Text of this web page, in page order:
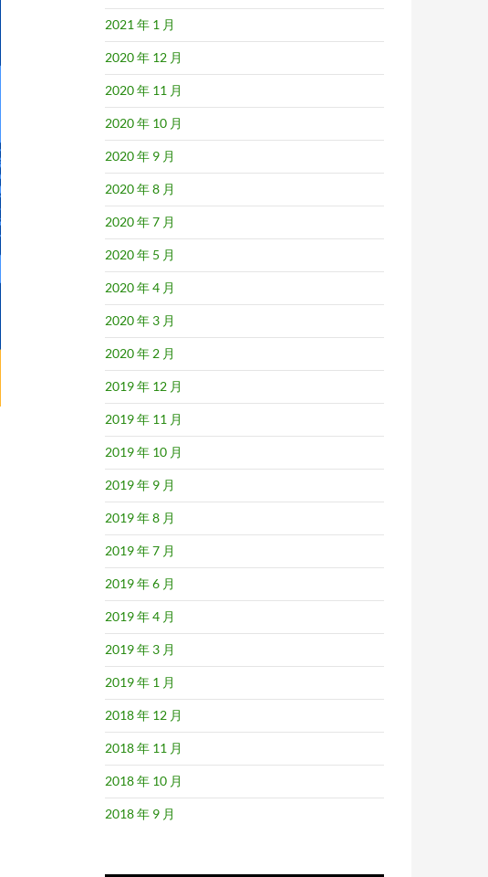
2021 年 1 月
2020 年 12 月
2020 年 11 月
2020 年 10 月
2020 年 9 月
2020 年 8 月
2020 年 7 月
2020 年 5 月
2020 年 4 月
2020 年 3 月
2020 年 2 月
2019 年 12 月
2019 年 11 月
2019 年 10 月
2019 年 9 月
2019 年 8 月
2019 年 7 月
2019 年 6 月
2019 年 4 月
2019 年 3 月
2019 年 1 月
2018 年 12 月
2018 年 11 月
2018 年 10 月
2018 年 9 月